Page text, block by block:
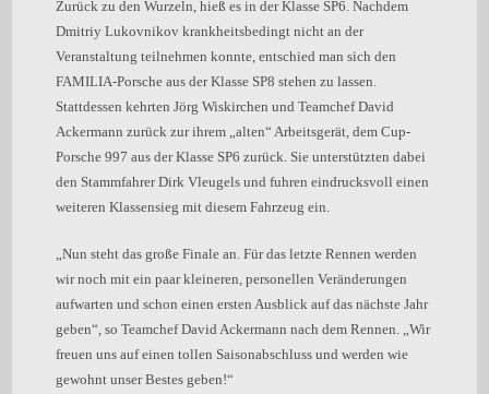
Zurück zu den Wurzeln, hieß es in der Klasse SP6. Nachdem
Dmitriy Lukovnikov krankheitsbedingt nicht an der
Veranstaltung teilnehmen konnte, entschied man sich den
FAMILIA-Porsche aus der Klasse SP8 stehen zu lassen.
Stattdessen kehrten Jörg Wiskirchen und Teamchef David
Ackermann zurück zur ihrem „alten“ Arbeitsgerät, dem Cup-
Porsche 997 aus der Klasse SP6 zurück. Sie unterstützten dabei
den Stammfahrer Dirk Vleugels und fuhren eindrucksvoll einen
weiteren Klassensieg mit diesem Fahrzeug ein.
„Nun steht das große Finale an. Für das letzte Rennen werden
wir noch mit ein paar kleineren, personellen Veränderungen
aufwarten und schon einen ersten Ausblick auf das nächste Jahr
geben“, so Teamchef David Ackermann nach dem Rennen. „Wir
freuen uns auf einen tollen Saisonabschluss und werden wie
gewohnt unser Bestes geben!“